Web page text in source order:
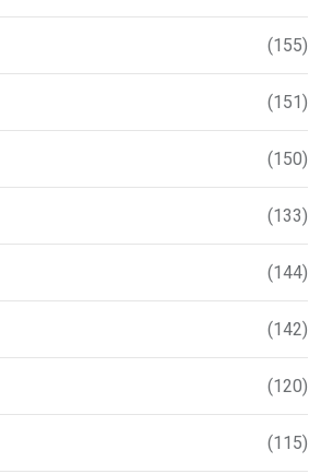
(155)
(151)
(150)
(133)
(144)
(142)
(120)
(115)